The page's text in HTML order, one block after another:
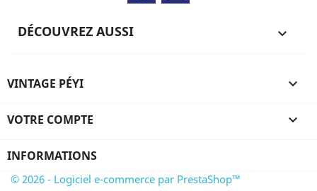
DÉCOUVREZ AUSSI 
VINTAGE PÉYI 
VOTRE COMPTE 
INFORMATIONS
© 2026 - Logiciel e-commerce par PrestaShop™